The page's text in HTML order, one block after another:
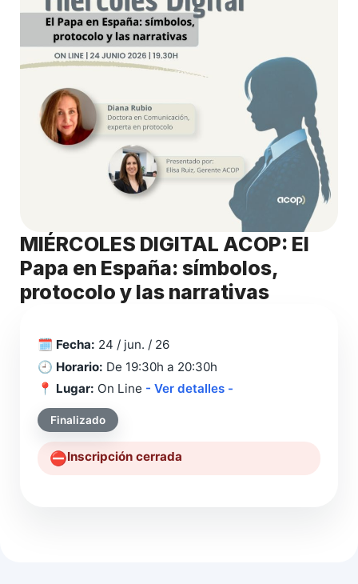
MIÉRCOLES DIGITAL ACOP: El
Papa en España: símbolos,
protocolo y las narrativas
🗓️ Fecha: 24 / jun. / 26
🕘 Horario: De 19:30h a 20:30h
📍 Lugar: On Line - Ver detalles -
Finalizado
⛔️Inscripción cerrada